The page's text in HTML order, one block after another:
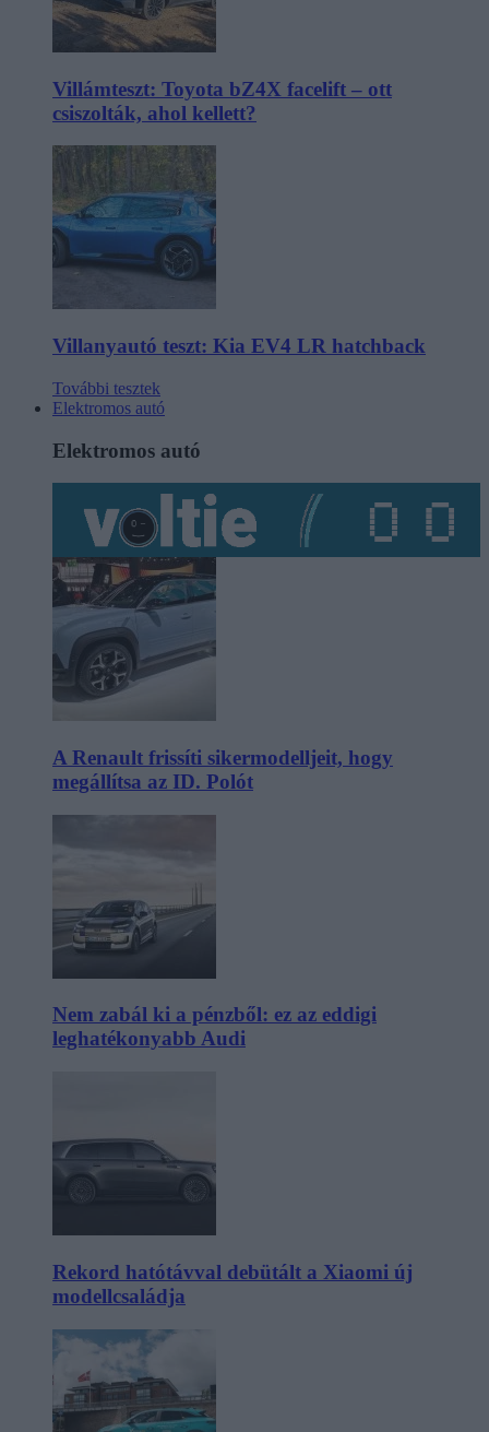
Villámteszt: Toyota bZ4X facelift – ott
csiszolták, ahol kellett?
Villanyautó teszt: Kia EV4 LR hatchback
További tesztek
Elektromos autó
Elektromos autó
A Renault frissíti sikermodelljeit, hogy
megállítsa az ID. Polót
Nem zabál ki a pénzből: ez az eddigi
leghatékonyabb Audi
Rekord hatótávval debütált a Xiaomi új
modellcsaládja